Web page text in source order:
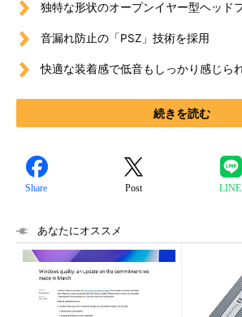
独特な形状のオープンイヤー型ヘッド
音漏れ防止の「PSZ」技術を採用
快適な装着感で低音もしっかり感じら
続きを読む
Share Post LINE
あなたにオススメ